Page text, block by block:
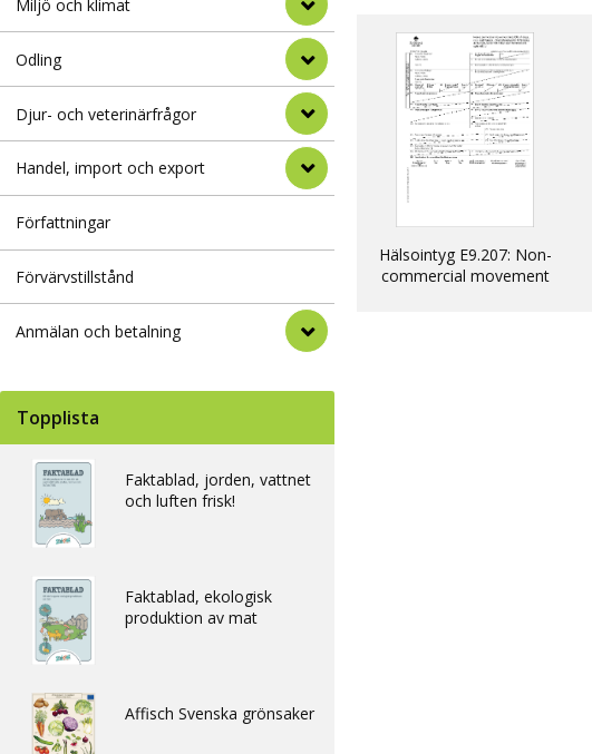
Miljö och klimat
Odling
Djur- och veterinärfrågor
Handel, import och export
Författningar
Förvärvstillstånd
Anmälan och betalning
Topplista
Faktablad, jorden, vattnet
och luften frisk!
Faktablad, ekologisk
produktion av mat
Affisch Svenska grönsaker
Hälsointyg E9.207: Non-
commercial movement